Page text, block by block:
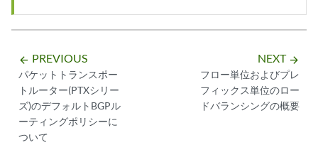
arrow_backward PREVIOUS
パケットトランスポー
トルーター(PTXシリー
ズ)のデフォルトBGPル
ーティングポリシーに
ついて
NEXT arrow_forward
フロー単位およびプレ
フィックス単位のロー
ドバランシングの概要